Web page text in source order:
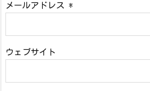
メールアドレス *
ウェブサイト